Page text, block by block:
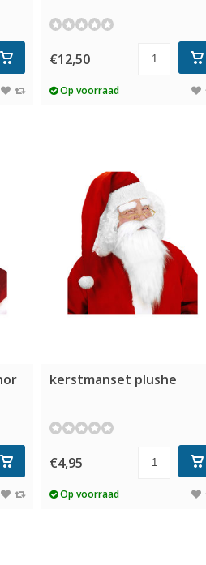
€12,50
Op voorraad
kerstmanset plushe
€4,95
Op voorraad